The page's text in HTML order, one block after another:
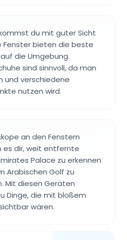
du mit guter Sicht
Fenster bieten die beste
die Umgebung.
sind sinnvoll, da man
und verschiedene
nutzen wird.
an den Fenstern
es dir, weit entfernte
Palace zu erkennen
Arabischen Golf zu
Mit diesen Geräten
Dinge, die mit bloßem
wären.